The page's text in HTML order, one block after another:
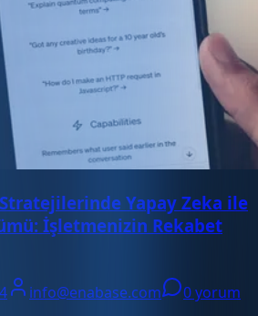
Yapay Zeka ile
İşletmenizin Rekabet
info@enabase.com
0 yorum